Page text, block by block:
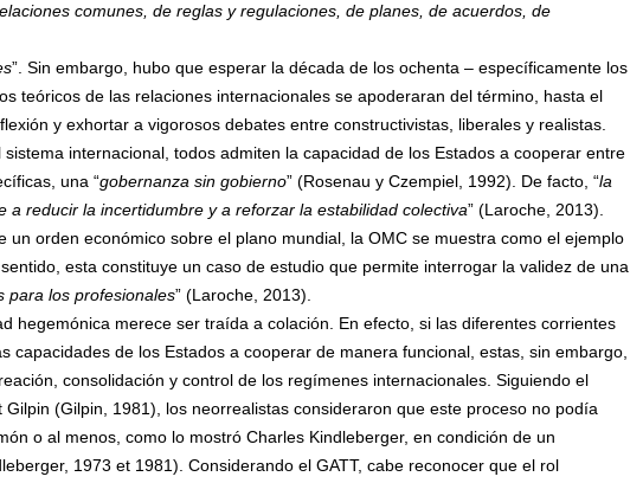
comunes, de reglas y regulaciones, de planes, de acuerdos, de
”. Sin embargo, hubo que esperar la década de los ochenta – específicamente los
teóricos de las relaciones internacionales se apoderaran del término, hasta el
y exhortar a vigorosos debates entre constructivistas, liberales y realistas.
internacional, todos admiten la capacidad de los Estados a cooperar entre
una “gobernanza sin gobierno” (Rosenau y Czempiel, 1992). De facto, “la
a reducir la incertidumbre y a reforzar la estabilidad colectiva” (Laroche, 2013).
un orden económico sobre el plano mundial, la OMC se muestra como el ejemplo
esta constituye un caso de estudio que permite interrogar la validez de una
para los profesionales” (Laroche, 2013).
hegemónica merece ser traída a colación. En efecto, si las diferentes corrientes
capacidades de los Estados a cooperar de manera funcional, estas, sin embargo,
consolidación y control de los regímenes internacionales. Siguiendo el
(Gilpin, 1981), los neorrealistas consideraron que este proceso no podía
o al menos, como lo mostró Charles Kindleberger, en condición de un
1973 et 1981). Considerando el GATT, cabe reconocer que el rol